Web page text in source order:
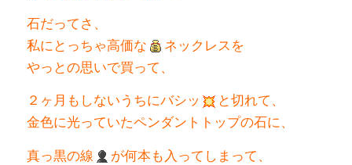
石だってさ、
私にとっちゃ高価な
ネックレスを
やっとの思いで買って、
２ヶ月もしないうちにバシッ
と切れて、
金色に光っていたペンダントトップの石に、
真っ黒の線
が何本も入ってしまって、